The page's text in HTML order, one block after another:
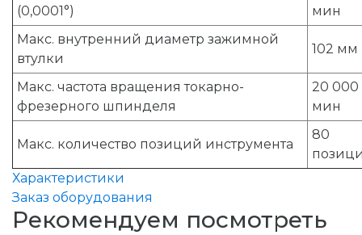
(0,0001°)
мин
Макс. внутренний диаметр зажимной
втулки
102 мм
Макс. частота вращения токарно-
фрезерного шпинделя
20 000
мин
Макс. количество позиций инструмента
80
Характеристики
Заказ оборудования
Рекомендуем посмотреть